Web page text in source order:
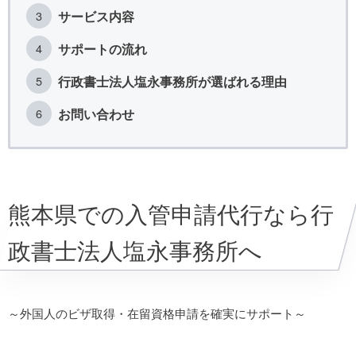
サービス内容
サポートの流れ
行政書士法人塩永事務所が選ばれる理由
お問い合わせ
熊本県での入管申請代行なら行
政書士法人塩永事務所へ
～外国人のビザ取得・在留資格申請を確実にサポート～